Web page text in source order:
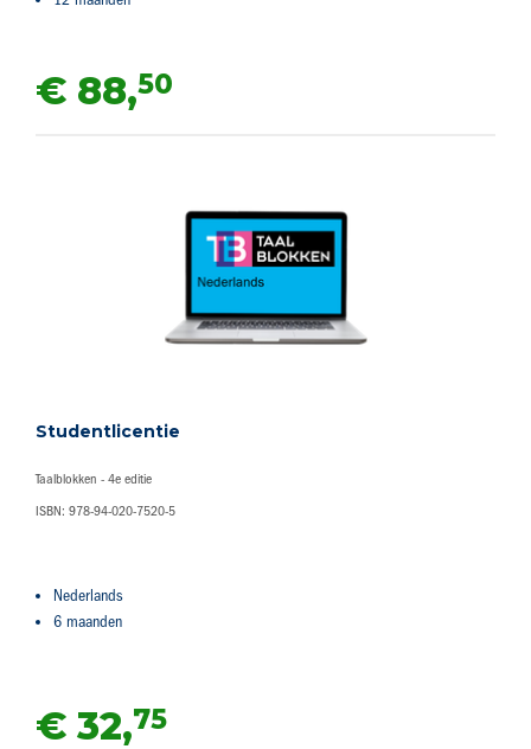
€ 88,50
Studentlicentie
Taalblokken - 4e editie
ISBN: 978-94-020-7520-5
Nederlands
6 maanden
€ 32,75